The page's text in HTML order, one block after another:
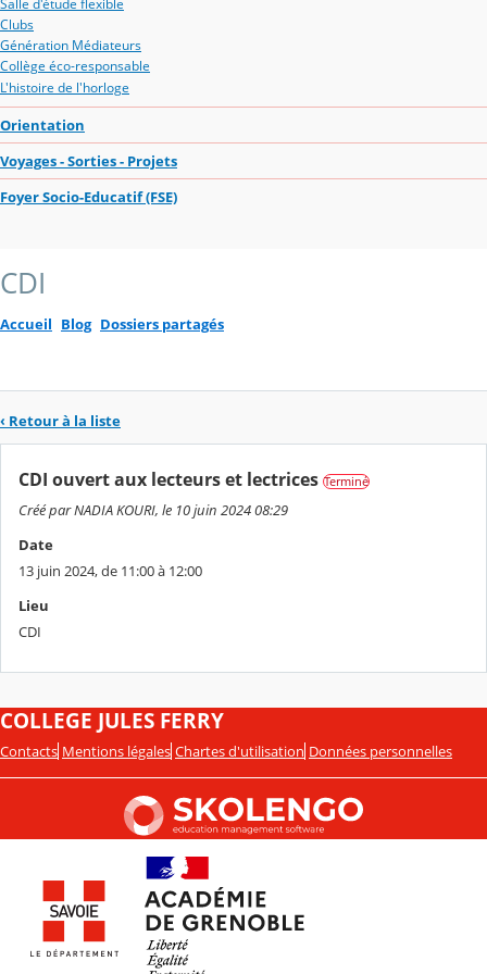
Clubs
Génération Médiateurs
Collège éco-responsable
L'histoire de l'horloge
Orientation
Voyages - Sorties - Projets
Foyer Socio-Educatif (FSE)
CDI
Accueil Blog Dossiers partagés
‹ Retour à la liste
CDI ouvert aux lecteurs et lectrices Terminé
Créé par NADIA KOURI, le 10 juin 2024 08:29
Date
13 juin 2024, de 11:00 à 12:00
Lieu
CDI
COLLEGE JULES FERRY
Contacts Mentions légales Chartes d'utilisation Données personnelles